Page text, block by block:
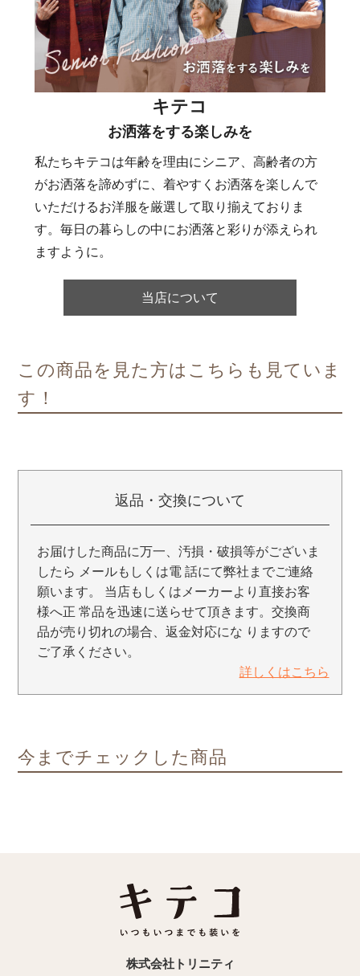
キテコ
お洒落をする楽しみを
私たちキテコは年齢を理由にシニア、高齢者の方
がお洒落を諦めずに、着やすくお洒落を楽しんで
いただけるお洋服を厳選して取り揃えておりま
す。毎日の暮らしの中にお洒落と彩りが添えられ
ますように。
当店について
この商品を見た方はこちらも見ていま
す！
返品・交換について
お届けした商品に万一、汚損・破損等がございま
したら メールもしくは電 話にて弊社までご連絡
願います。 当店もしくはメーカーより直接お客
様へ正 常品を迅速に送らせて頂きます。交換商
品が売り切れの場合、返金対応にな りますので
ご了承ください。
詳しくはこちら
今までチェックした商品
株式会社トリニティ